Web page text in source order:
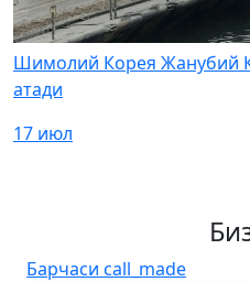
Шимолий Корея Жанубий
атади
17 июл
Барчаси call_made